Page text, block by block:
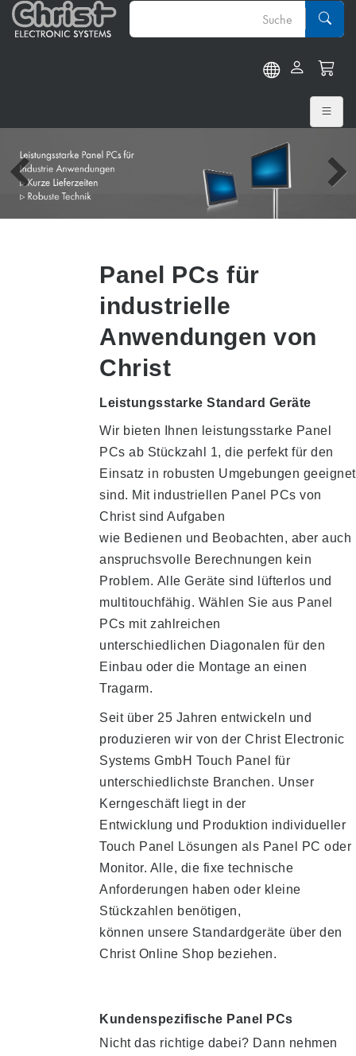
Panel PCs für
industrielle
Anwendungen von
Christ
Leistungsstarke Standard Geräte
Wir bieten Ihnen leistungsstarke Panel
PCs ab Stückzahl 1, die perfekt für den
Einsatz in robusten Umgebungen geeignet
sind. Mit industriellen Panel PCs von
Christ sind Aufgaben
wie Bedienen und Beobachten, aber auch
anspruchsvolle Berechnungen kein
Problem. Alle Geräte sind lüfterlos und
multitouchfähig. Wählen Sie aus Panel
PCs mit zahlreichen
unterschiedlichen Diagonalen für den
Einbau oder die Montage an einen
Tragarm.
Seit über 25 Jahren entwickeln und
produzieren wir von der Christ Electronic
Systems GmbH Touch Panel für
unterschiedlichste Branchen. Unser
Kerngeschäft liegt in der
Entwicklung und Produktion individueller
Touch Panel Lösungen als Panel PC oder
Monitor. Alle, die fixe technische
Anforderungen haben oder kleine
Stückzahlen benötigen,
können unsere Standardgeräte über den
Christ Online Shop beziehen.
Kundenspezifische Panel PCs
Nicht das richtige dabei? Dann nehmen